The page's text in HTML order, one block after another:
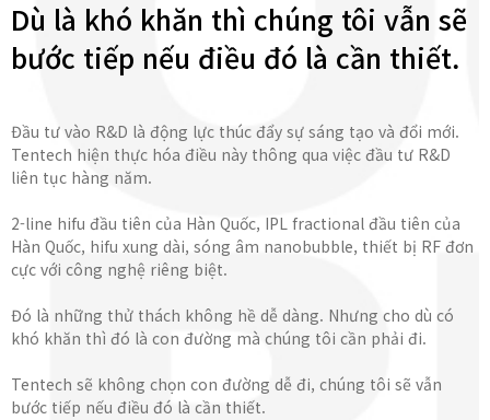
Dù là khó khăn thì chúng tôi vẫn sẽ
bước tiếp nếu điều đó là cần thiết.
Đầu tư vào R&D là động lực thúc đẩy sự sáng tạo và đổi mới.
Tentech hiện thực hóa điều này thông qua việc đầu tư R&D
liên tục hàng năm.
2-line hifu đầu tiên của Hàn Quốc, IPL fractional đầu tiên của
Hàn Quốc, hifu xung dài, sóng âm nanobubble, thiết bị RF đơn
cực với công nghệ riêng biệt.
Đó là những thử thách không hề dễ dàng. Nhưng cho dù có
khó khăn thì đó là con đường mà chúng tôi cần phải đi.
Tentech sẽ không chọn con đường dễ đi, chúng tôi sẽ vẫn
bước tiếp nếu điều đó là cần thiết.